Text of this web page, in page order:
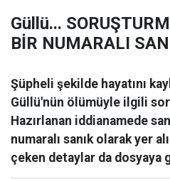
Güllü...
BİR NUMARALI
Şüpheli şekilde hayatını
Güllü'nün ölümüyle ilgili
Hazırlanan iddianamede
numaralı sanık olarak yer
çeken detaylar da dosyaya